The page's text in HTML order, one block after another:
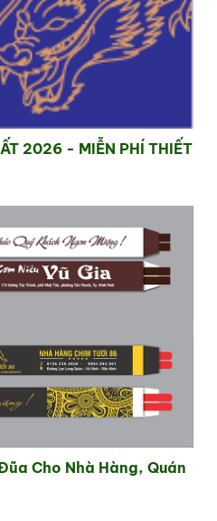
2026 - MIỄN PHÍ THIẾT
Cho Nhà Hàng, Quán